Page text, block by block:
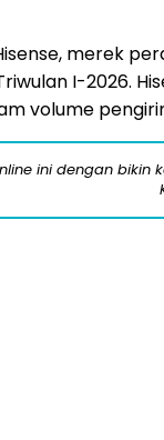
merek
I-2026.
volume
ini dengan